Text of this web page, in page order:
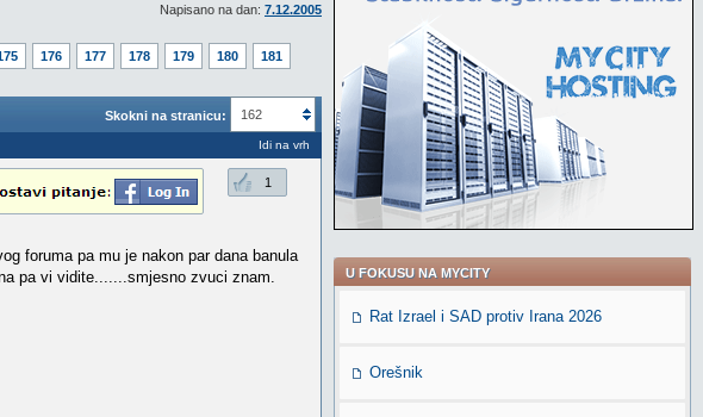
Napisano na dan: 7.12.2005
176 177 178 179 180
181
Skokni na stranicu: 162
Idi na vrh
1
foruma pa mu je nakon par dana banula
pa vi vidite.......smjesno zvuci znam.
U FOKUSU NA MYCITY
Rat Izrael i SAD protiv Irana 2026
Orešnik